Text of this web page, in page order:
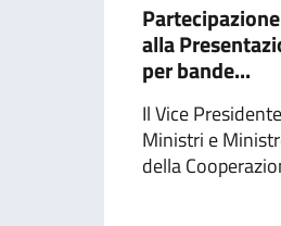
alla
per bande...
Il Vice
Ministri e
della